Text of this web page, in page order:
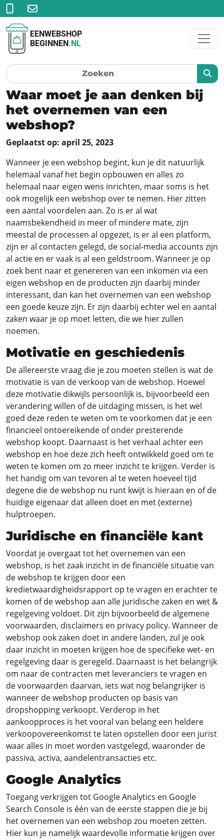
EENWEBSHOP
BEGINNEN.NL
Waar moet je aan denken bij
het overnemen van een
webshop?
Geplaatst op: april 25, 2023
Wanneer je een webshop begint, kun je dit natuurlijk
helemaal vanaf het begin opbouwen en alles zo
helemaal naar eigen wens inrichten, maar soms is het
ook mogelijk een webshop over te nemen. Hier zitten
een aantal voordelen aan. Zo is er al wat
naamsbekendheid in meer of mindere mate, zijn
meestal de processen al opgezet, is er al een platform,
zijn er al contacten gelegd, de social-media accounts zijn
al actie en er vaak is al een geldstroom. Wanneer je op
zoek bent naar et genereren van een inkomen via een
eigen webshop en de producten zijn daarbij minder
interessant, dan kan het overnemen van een webshop
een goede keuze zijn. Er zijn daarbij echter wel en aantal
zaken waar je op moet letten, die we hier zullen
noemen.
Motivatie en geschiedenis
De allereerste vraag die je zou moeten stellen is wat de
motivatie is van de verkoop van de webshop. Hoewel
deze motivatie dikwijls persoonlijk is, bijvoorbeeld een
verandering willen of de uitdaging missen, is het wel
goed deze reden te weten om te voorkomen dat je een
financieel ontoereikende of onder presterende
webshop koopt. Daarnaast is het verhaal achter een
webshop en hoe deze zich heeft ontwikkeld goed om te
weten te komen om zo meer inzicht te krijgen. Verder is
het handig om van tevoren al te weten hoeveel tijd
degene die de webshop nu runt kwijt is hieraan en of de
huidige eigenaar dat alleen doet en met (externe)
hulptroepen.
Juridische en financiële kant
Voordat je overgaat tot het overnemen van een
webshop, is het zaak inzicht in de financiële situatie van
de webshop te krijgen door een
kredietwaardigheidsrapport op te vragen en erachter te
komen of de webshop aan alle juridische zaken en wet &
regelgeving voldoet. Dit zijn bijvoorbeeld de algemene
voorwaarden, disclaimers en privacy policy. Wanneer de
webshop ook zaken doet in andere landen, zul je ook
daar inzicht in moeten krijgen hoe de specifieke wet- en
regelgeving daar is geregeld. Daarnaast is het belangrijk
om naar de contracten met leveranciers te vragen en
de voorwaarden daarvan, iets wat nog belangrijker is
wanneer de webshop producten op basis van
dropshopping verkoopt. Verderop in het
aankoopproces is het vooral van belang een heldere
verkoopovereenkomst te laten opstellen door een jurist
waar alles in moet worden vastgelegd, waaronder de
passiva, activa, aandelentransacties etc.
Google Analytics
Toegang verkrijgen tot Google Analytics en Google
Search Console is één van de eerste stappen die je bij
het overnemen van een webshop zou moeten zetten.
Hier kun je namelijk waardevolle informatie krijgen over